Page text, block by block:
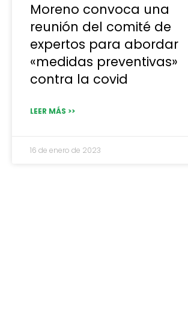
Moreno convoca una
reunión del comité de
expertos para abordar
«medidas preventivas»
contra la covid
LEER MÁS >>
16 de enero de 2023